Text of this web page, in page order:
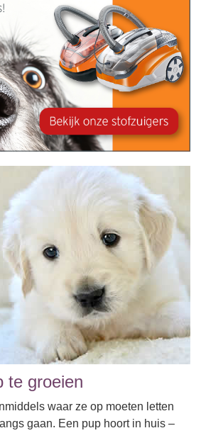
te groeien
waar ze op moeten letten
gaan. Een pup hoort in huis –